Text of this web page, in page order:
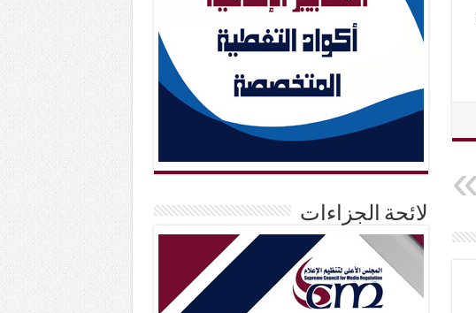
لائحة الجزاءات